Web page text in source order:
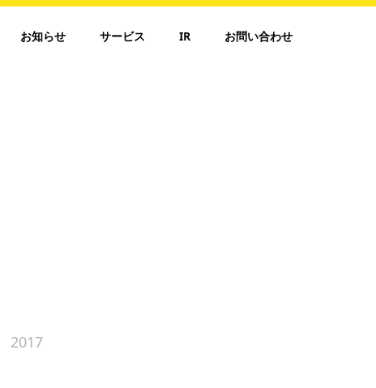
お知らせ サービス IR お問い合わせ
2017